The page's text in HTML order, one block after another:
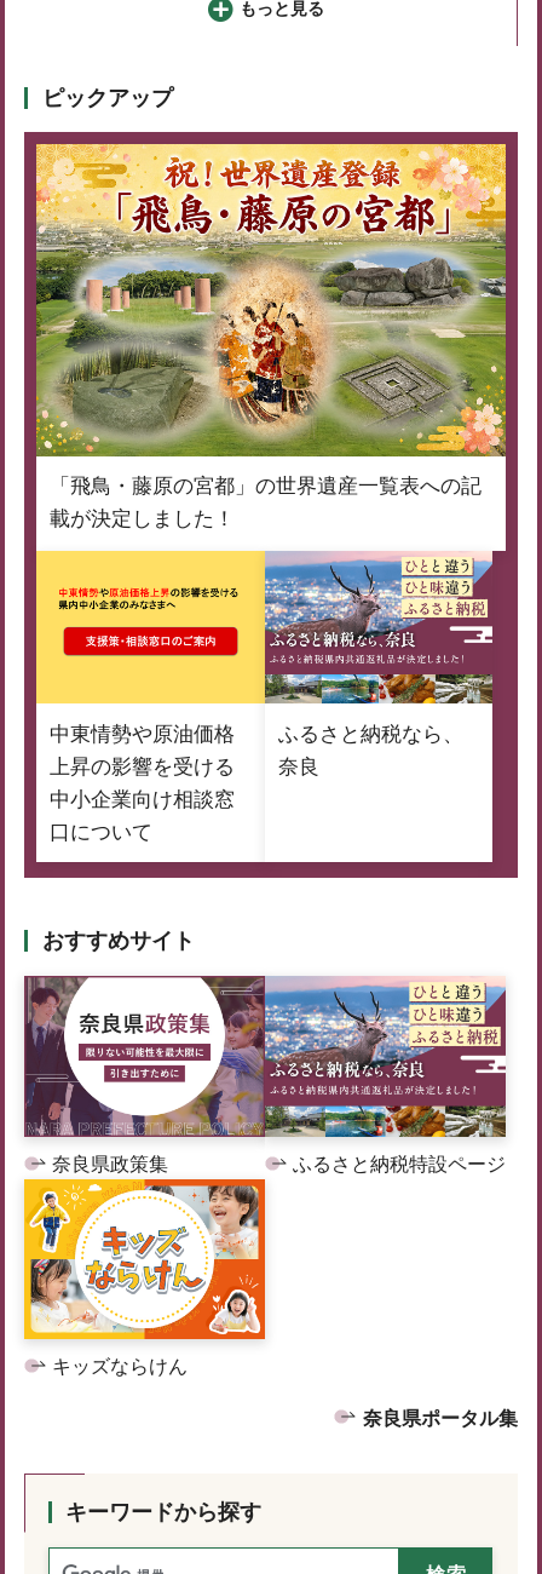
もっと見る
ピックアップ
「飛鳥・藤原の宮都」の世界遺産一覧表への記
載が決定しました！
中東情勢や原油価格
上昇の影響を受ける
中小企業向け相談窓
口について
ふるさと納税なら、
奈良
おすすめサイト
奈良県政策集 ふるさと納税特設ページ
キッズならけん
奈良県ポータル集
キーワードから探す